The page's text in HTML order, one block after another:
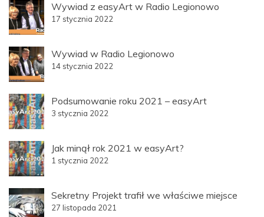
Wywiad z easyArt w Radio Legionowo
17 stycznia 2022
Wywiad w Radio Legionowo
14 stycznia 2022
Podsumowanie roku 2021 – easyArt
3 stycznia 2022
Jak minął rok 2021 w easyArt?
1 stycznia 2022
Sekretny Projekt trafił we właściwe miejsce
27 listopada 2021